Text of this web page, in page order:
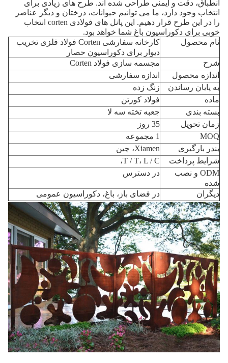
انطباق، دقت و ایمنی طراحی شده اند. طرح های زیادی برای
انتخاب وجود دارد، ما می توانیم حیوانات، درختان و دیگر عناصر
را در این طرح قرار دهیم.
این پانل های فولادی corten انتخاب
خوبی برای دکوراسیون باغ شما خواهد بود.
نام محصول
کارخانه سفارشی Corten فولاد فلزی تخریب
دیوار برای دکوراسیون حصار
شرح
مجسمه سازی فولاد Corten
اندازه محصول
اندازه سفارشی
به پایان رساندن
زنگ زده
ماده
فولاد کورتن
بسته بندی
جعبه تخته سه لا
زمان تحویل
35 روز
MOQ
بندر بارگیری
Xiamen، چین
شرایط پرداخت
T / T، L / C،
ODM و نصب
شده
در دسترس
دیگران در فضای باز، باغ، دکوراسیون عمومی